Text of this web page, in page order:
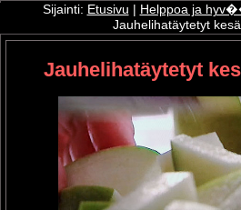
Sijainti: Etusivu Helppoa ja
Jauhelihatäytetyt
Jauhelihatäytetyt